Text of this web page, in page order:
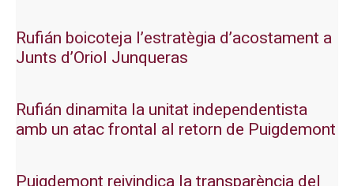
Rufián boicoteja l’estratègia d’acostament a
Junts d’Oriol Junqueras
Rufián dinamita la unitat independentista
amb un atac frontal al retorn de Puigdemont